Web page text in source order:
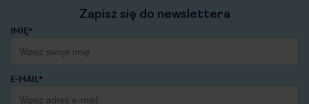
Zapisz się do newslettera
IMIĘ*
E-MAIL*